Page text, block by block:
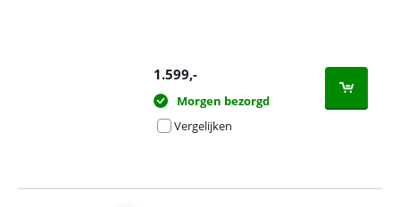
1.599,-
Morgen bezorgd
Vergelijken